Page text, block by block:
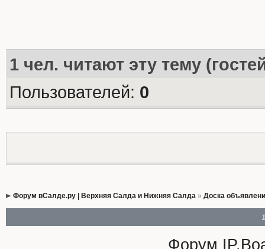
1чел. читают эту тему
Пользователей: 0
Форум вСалде.ру | Верхняя Салда и Нижняя Салда» Доска
Форум